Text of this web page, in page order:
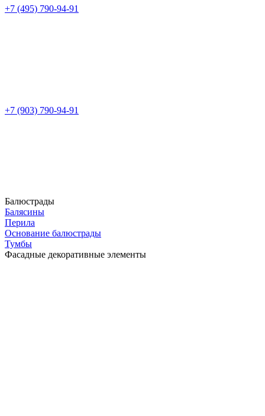
+7 (495) 790-94-91
+7 (903) 790-94-91
Балюстрады
Балясины
Перила
Основание балюстрады
Тумбы
Фасадные декоративные элементы